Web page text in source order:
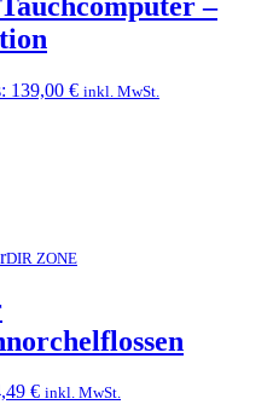
139,00 €Aktueller
inkl. MwSt.
DIR ZONE
€Aktueller
inkl. MwSt.